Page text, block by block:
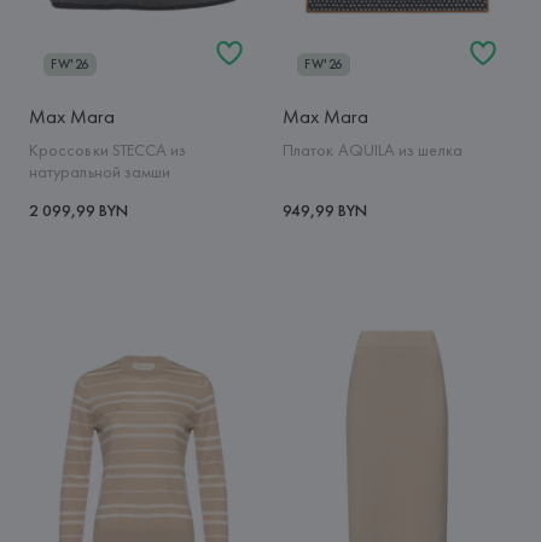
FW'26
Max Mara
Кроссовки STECCA из
натуральной замши
2 099,99 BYN
FW'26
Max Mara
Платок AQUILA из шелка
949,99 BYN